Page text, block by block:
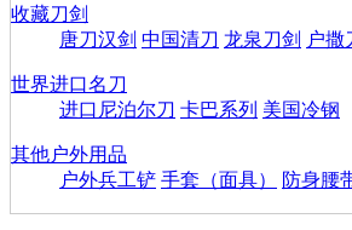
收藏刀剑
唐刀汉剑 中国清刀 龙泉刀剑 户撒
世界进口名刀
进口尼泊尔刀 卡巴系列 美国冷钢
其他户外用品
户外兵工铲 手套（面具） 防身腰